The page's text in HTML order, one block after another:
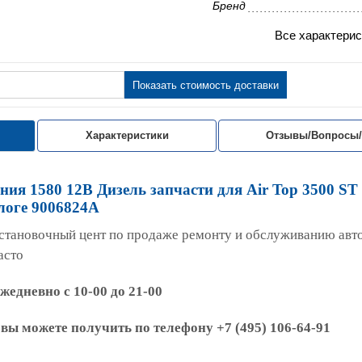
Бренд
Все
Показать стоимость доставки
Характеристики Отзывы/
1580 12В Дизель запчасти для Air Top 3500 ST
9006824А
цент по продаже ремонту и обслуживанию
с 10-00 до 21-00
можете получить по телефону +7 (495) 106-64-91